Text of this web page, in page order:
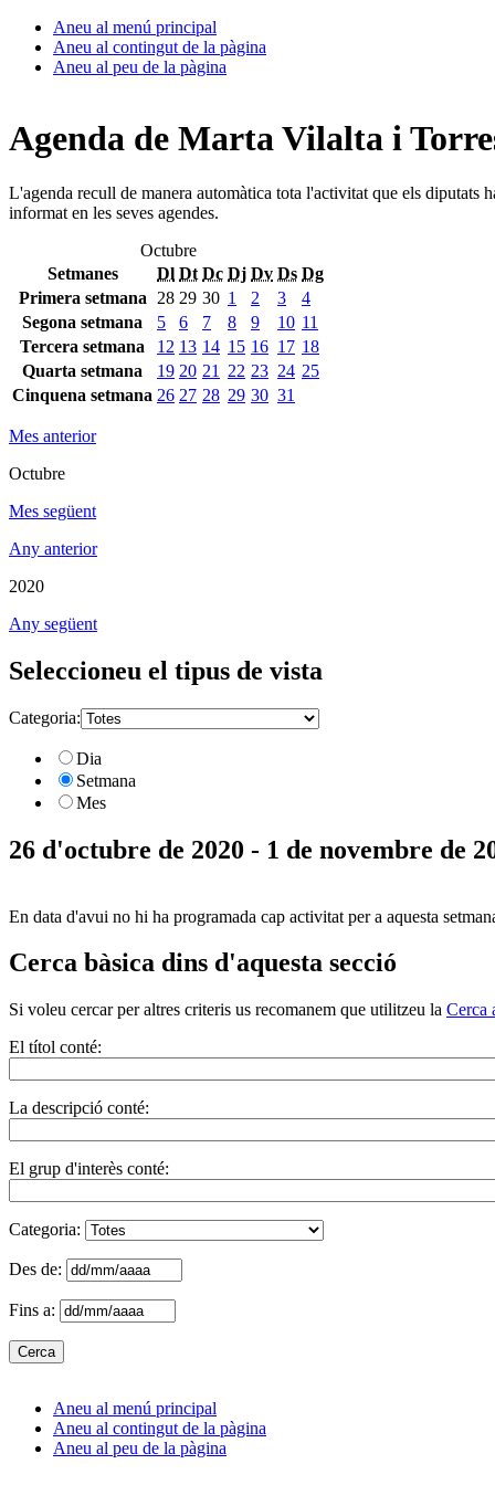
Aneu al menú principal
Aneu al contingut de la pàgina
Aneu al peu de la pàgina
Agenda de Marta Vilalta i
L'agenda recull de manera automàtica tota l'activitat que els diputats
informat en les seves agendes.
Octubre
Setmanes
Dl Dt Dc Dj Dv Ds Dg
Primera setmana
28 29 30 1 2 3
4
Segona setmana
5 6 7 8 9 10 11
Tercera setmana
12 13 14 15 16 17 18
Quarta setmana
19 20 21 22 23 24 25
Cinquena setmana 26 27 28 29 30 31
Mes anterior
Octubre
Mes següent
Any anterior
2020
Any següent
Seleccioneu el tipus de vista
Categoria:
Dia
Setmana
Mes
26 d'octubre de 2020 - 1 de novembre de
En data d'avui no hi ha programada cap activitat per a aquesta
Cerca bàsica dins d'aquesta secció
Si voleu cercar per altres criteris us recomanem que utilitzeu la Cerca
El títol conté:
La descripció conté:
El grup d'interès conté:
Categoria:
Des de:
Fins a:
Aneu al menú principal
Aneu al contingut de la pàgina
Aneu al peu de la pàgina